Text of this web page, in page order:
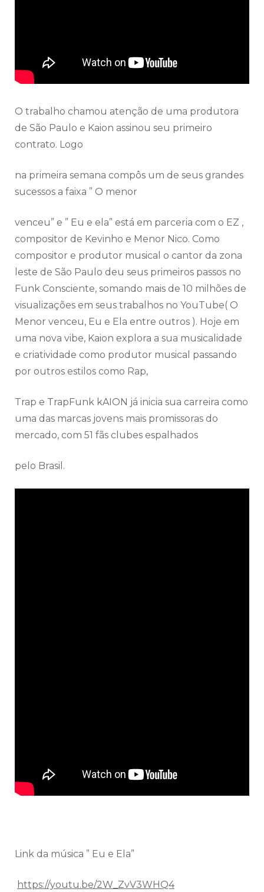
O trabalho chamou atenção de uma produtora
de São Paulo e Kaion assinou seu primeiro
contrato. Logo
na primeira semana compôs um de seus grandes
sucessos a faixa ” O menor
venceu” e ” Eu e ela” está em parceria com o EZ ,
compositor de Kevinho e Menor Nico. Como
compositor e produtor musical o cantor da zona
leste de São Paulo deu seus primeiros passos no
Funk Consciente, somando mais de 10 milhões de
visualizações em seus trabalhos no YouTube( O
Menor venceu, Eu e Ela entre outros ). Hoje em
uma nova vibe, Kaion explora a sua musicalidade
e criatividade como produtor musical passando
por outros estilos como Rap,
Trap e TrapFunk kAION já inicia sua carreira como
uma das marcas jovens mais promissoras do
mercado, com 51 fãs clubes espalhados
pelo Brasil.
Link da música ” Eu e Ela”
https://youtu.be/2W_ZvV3WHQ4